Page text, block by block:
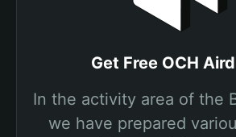
Get Free OCH
In the activity area of the
we have prepared